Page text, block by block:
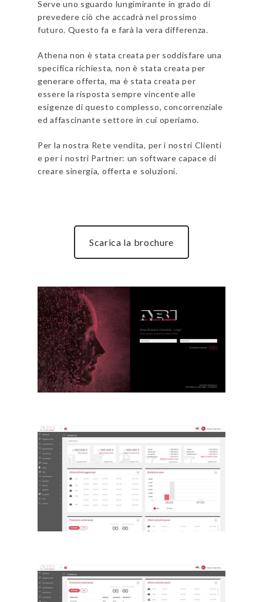
Serve uno sguardo lungimirante in grado di
prevedere ciò che accadrà nel prossimo
futuro. Questo fa e farà la vera differenza.
Athena non è stata creata per soddisfare una
specifica richiesta, non è stata creata per
generare offerta, ma è stata creata per
essere la risposta sempre vincente alle
esigenze di questo complesso, concorrenziale
ed affascinante settore in cui operiamo.
Per la nostra Rete vendita, per i nostri Clienti
e per i nostri Partner: un software capace di
creare sinergia, offerta e soluzioni.
Scarica la brochure